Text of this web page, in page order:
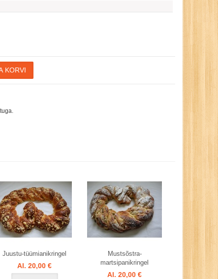
Juustu-tüümianikringel
Al. 20,00 €
Mustsõstra-
martsipanikringel
Al. 20,00 €